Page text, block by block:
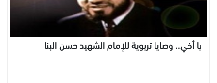
يا أخي.. وصايا تربوية للإمام الشهيد حسن البنا